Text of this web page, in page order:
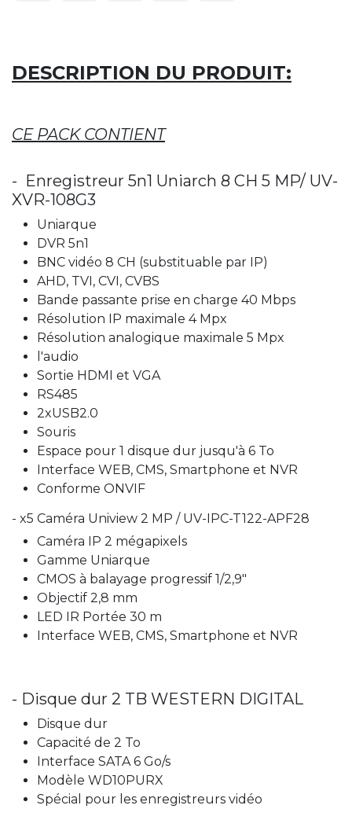
DESCRIPTION DU PRODUIT:
CE PACK CONTIENT
- Enregistreur 5n1 Uniarch 8 CH 5 MP/ UV-
XVR-108G3
Uniarque
DVR 5n1
BNC vidéo 8 CH (substituable par IP)
AHD, TVI, CVI, CVBS
Bande passante prise en charge 40 Mbps
Résolution IP maximale 4 Mpx
Résolution analogique maximale 5 Mpx
l'audio
Sortie HDMI et VGA
RS485
2xUSB2.0
Souris
Espace pour 1 disque dur jusqu'à 6 To
Interface WEB, CMS, Smartphone et NVR
Conforme ONVIF
- x5 Caméra Uniview 2 MP / UV-IPC-T122-APF28
Caméra IP 2 mégapixels
Gamme Uniarque
CMOS à balayage progressif 1/2,9"
Objectif 2,8 mm
LED IR Portée 30 m
Interface WEB, CMS, Smartphone et NVR
- Disque dur 2 TB WESTERN DIGITAL
Disque dur
Capacité de 2 To
Interface SATA 6 Go/s
Modèle WD10PURX
Spécial pour les enregistreurs vidéo